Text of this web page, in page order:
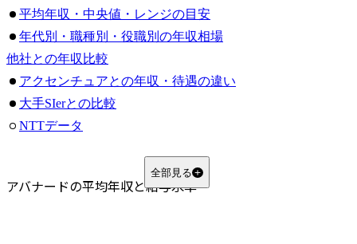
平均年収・中央値・レンジの目安
年代別・職種別・役職別の年収相場
他社との年収比較
アクセンチュアとの年収・待遇の違い
大手SIerとの比較
NTTデータ
ITコンサルとの比較
全部見る
アバナードの平均年収と給与水準